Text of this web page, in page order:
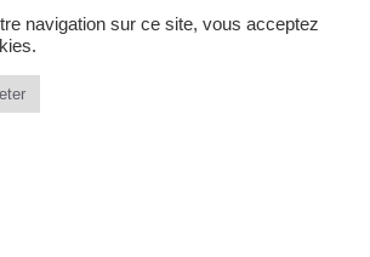
navigation sur ce site, vous acceptez